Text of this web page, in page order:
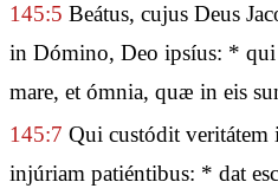
145:5 Beátus, cujus Deus
in Dómino, Deo ipsíus: *
mare, et ómnia, quæ in eis
145:7 Qui custódit
injúriam patiéntibus: * dat